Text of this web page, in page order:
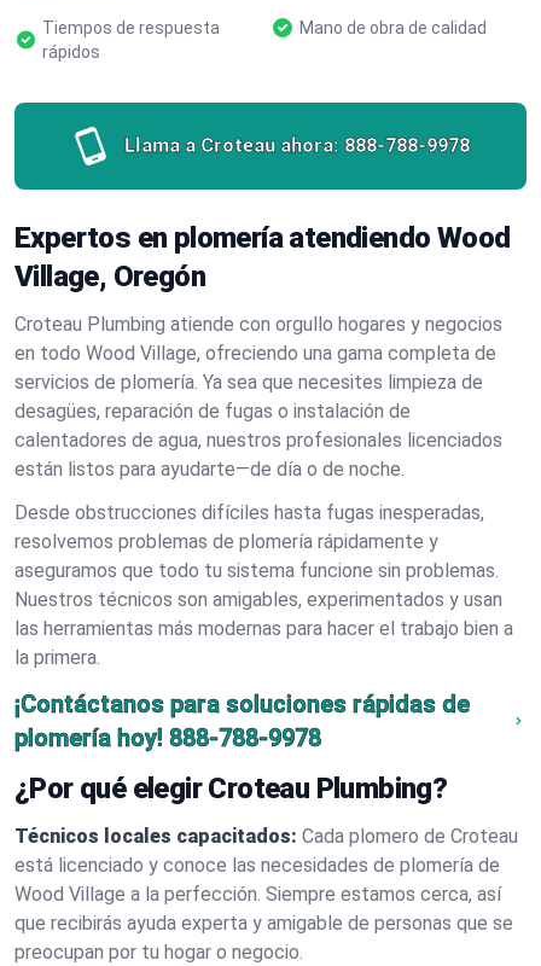
Tiempos de respuesta
rápidos
Mano de obra de calidad
Llama a Croteau ahora: 888-788-9978
Expertos en plomería atendiendo Wood
Village, Oregón
Croteau Plumbing atiende con orgullo hogares y negocios
en todo Wood Village, ofreciendo una gama completa de
servicios de plomería. Ya sea que necesites limpieza de
desagües, reparación de fugas o instalación de
calentadores de agua, nuestros profesionales licenciados
están listos para ayudarte—de día o de noche.
Desde obstrucciones difíciles hasta fugas inesperadas,
resolvemos problemas de plomería rápidamente y
aseguramos que todo tu sistema funcione sin problemas.
Nuestros técnicos son amigables, experimentados y usan
las herramientas más modernas para hacer el trabajo bien a
la primera.
¡Contáctanos para soluciones rápidas de
plomería hoy! 888-788-9978
¿Por qué elegir Croteau Plumbing?
Técnicos locales capacitados: Cada plomero de Croteau
está licenciado y conoce las necesidades de plomería de
Wood Village a la perfección. Siempre estamos cerca, así
que recibirás ayuda experta y amigable de personas que se
preocupan por tu hogar o negocio.